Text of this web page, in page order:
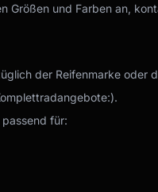
Größen und Farben an,
der Reifenmarke oder
für: